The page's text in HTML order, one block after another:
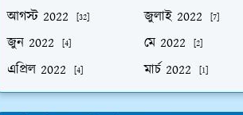
আগস্ট 2022 [32] জুলাই 2022 [7]
জুন 2022 [4] মে 2022 [2]
এপ্রিল 2022 [4] মার্চ 2022 [1]